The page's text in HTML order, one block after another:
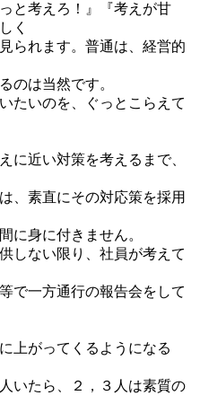
と考えろ！』『考えが甘
く
られます。普通は、経営的
のは当然です。
たいのを、ぐっとこらえて
に近い対策を考えるまで、
、素直にその対応策を採用
に身に付きません。
しない限り、社員が考えて
で一方通行の報告会をして
上がってくるようになる
いたら、２，３人は素質の